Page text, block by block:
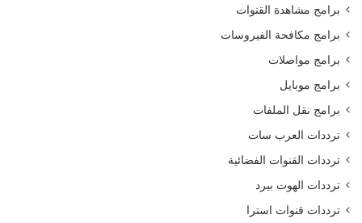
برامج مشاهدة القنوات
برامج مكافحة الفيروسات
برامج مواصلات
برامج موبايل
برامج نقل الملفات
ترددات العرب سات
ترددات القنوات الفضائية
ترددات الهوت بيرد
ترددات قنوات استرا